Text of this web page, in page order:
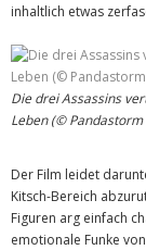
inhaltlich etwas
Die drei Assassins
Leben (© Pandastorm
Der Film leidet
Kitsch-Bereich
Figuren arg einfach
emotionale Funke